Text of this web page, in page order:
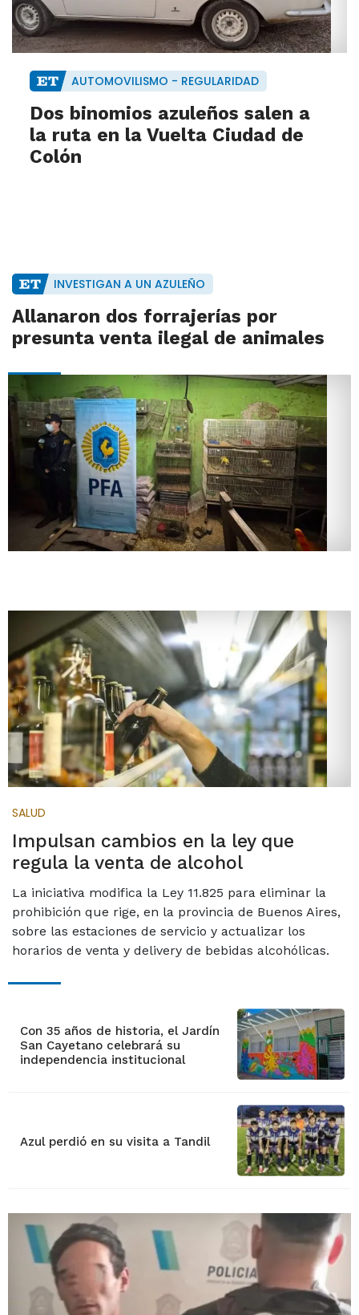
AUTOMOVILISMO - REGULARIDAD
Dos binomios azuleños salen a
la ruta en la Vuelta Ciudad de
Colón
INVESTIGAN A UN AZULEÑO
Allanaron dos forrajerías por
presunta venta ilegal de animales
SALUD
Impulsan cambios en la ley que
regula la venta de alcohol
La iniciativa modifica la Ley 11.825 para eliminar la
prohibición que rige, en la provincia de Buenos Aires,
sobre las estaciones de servicio y actualizar los
horarios de venta y delivery de bebidas alcohólicas.
Con 35 años de historia, el Jardín
San Cayetano celebrará su
independencia institucional
Azul perdió en su visita a Tandil